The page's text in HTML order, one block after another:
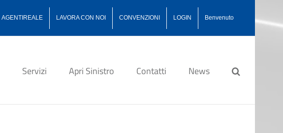
AGENTIREALE LAVORA CON NOI CONVENZIONI LOGIN Benvenuto
Servizi Apri Sinistro Contatti News